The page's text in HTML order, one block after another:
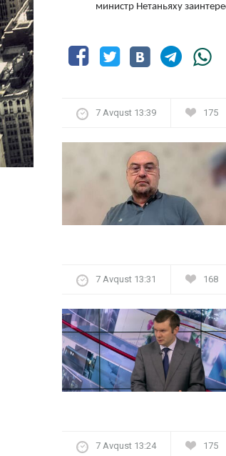
министр Нетаньяху
7 Avqust 13:39 175
7 Avqust 13:31 168
7 Avqust 13:24 175